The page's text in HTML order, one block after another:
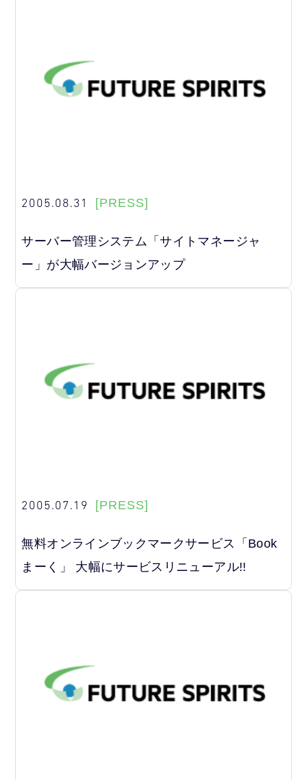
2005.08.31 [PRESS]
サーバー管理システム「サイトマネージャ
ー」が大幅バージョンアップ
2005.07.19 [PRESS]
無料オンラインブックマークサービス「Book
まーく」 大幅にサービスリニューアル!!